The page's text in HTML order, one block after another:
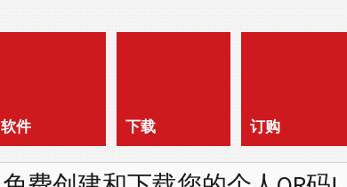
软件 下载 订购